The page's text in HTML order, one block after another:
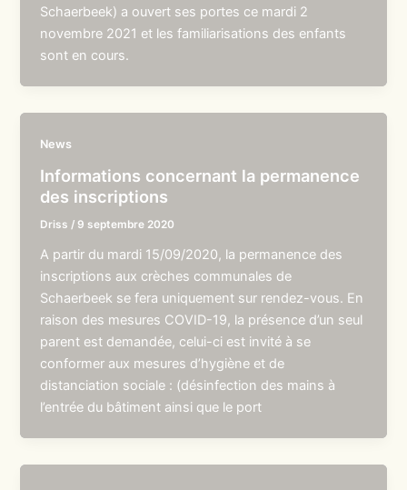
Schaerbeek) a ouvert ses portes ce mardi 2
novembre 2021 et les familiarisations des enfants
sont en cours.
News
Informations concernant la permanence
des inscriptions
Driss / 9 septembre 2020
A partir du mardi 15/09/2020, la permanence des
inscriptions aux crèches communales de
Schaerbeek se fera uniquement sur rendez-vous. En
raison des mesures COVID-19, la présence d’un seul
parent est demandée, celui-ci est invité à se
conformer aux mesures d’hygiène et de
distanciation sociale : (désinfection des mains à
l’entrée du bâtiment ainsi que le port